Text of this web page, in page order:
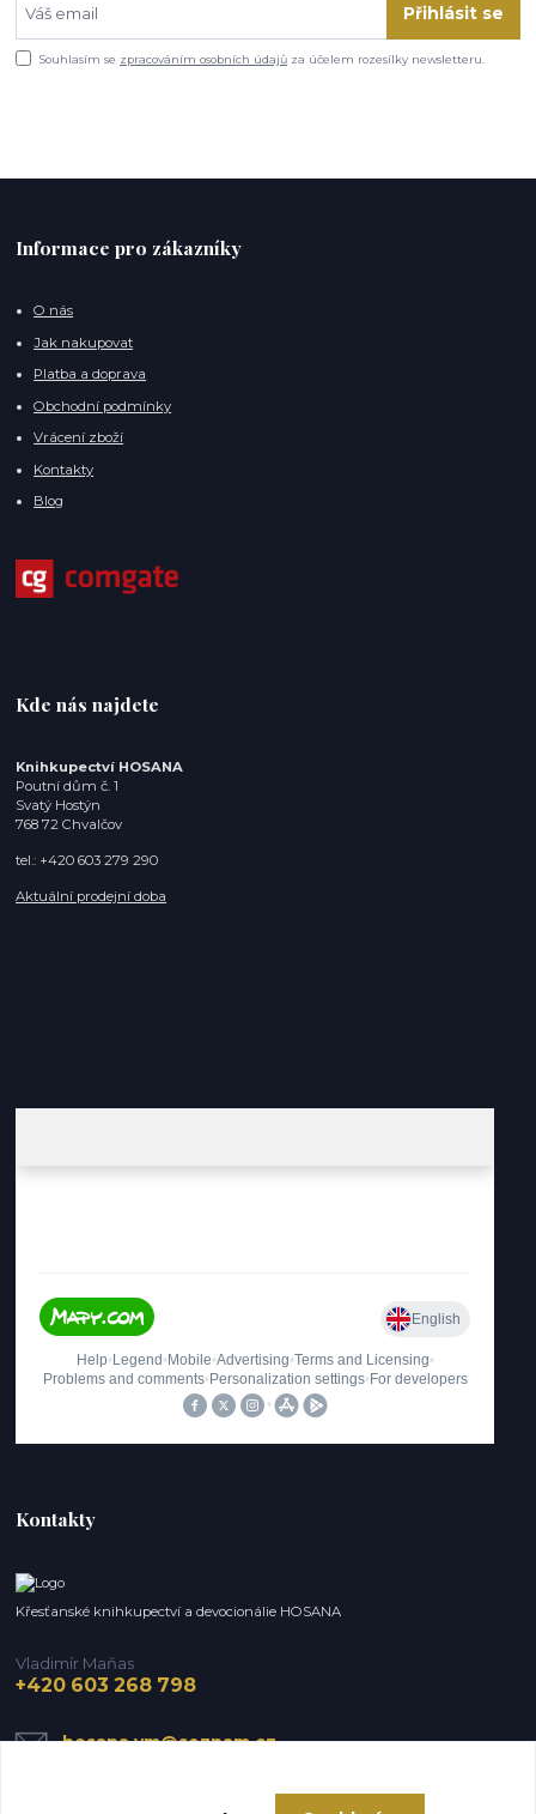
Přihlásit se
Souhlasím se zpracováním osobních údajů za účelem rozesílky newsletteru.
Informace pro zákazníky
O nás
Jak nakupovat
Platba a doprava
Obchodní podmínky
Vrácení zboží
Kontakty
Blog
Kde nás najdete
Knihkupectví HOSANA
Poutní dům č. 1
Svatý Hostýn
768 72 Chvalčov
tel.: +420 603 279 290
Aktuální prodejní doba
Kontakty
Křesťanské knihkupectví a devocionálie HOSANA
Vladimír Maňas
+420 603 268 798
hosana.vm@seznam.cz